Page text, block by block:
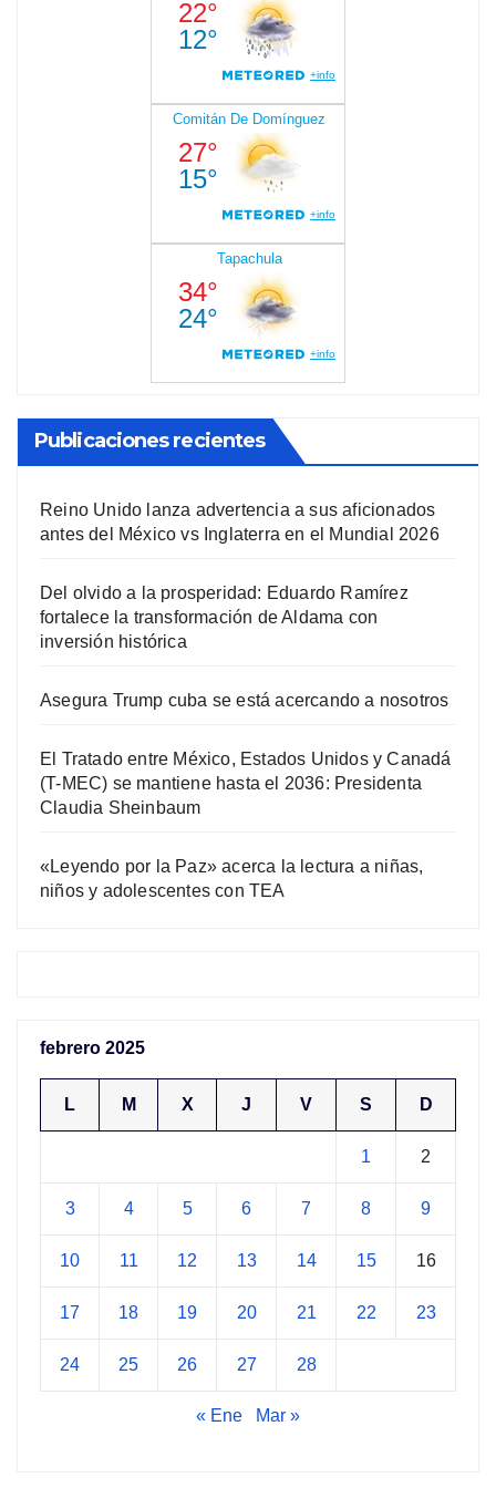
Publicaciones recientes
Reino Unido lanza advertencia a sus aficionados
antes del México vs Inglaterra en el Mundial 2026
Del olvido a la prosperidad: Eduardo Ramírez
fortalece la transformación de Aldama con
inversión histórica
Asegura Trump cuba se está acercando a nosotros
El Tratado entre México, Estados Unidos y Canadá
(T-MEC) se mantiene hasta el 2036: Presidenta
Claudia Sheinbaum
«Leyendo por la Paz» acerca la lectura a niñas,
niños y adolescentes con TEA
febrero 2025
L M X J V S D
1 2
3 4 5 6 7 8 9
10 11 12 13 14 15 16
17 18 19 20 21 22 23
24 25 26 27 28
« Ene Mar »